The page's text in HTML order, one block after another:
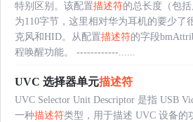
特别区别。该配置描述符的总长度（包
为110字节，这里相对华为耳机的要少了
克风和HID。从配置描述符的字段
程唤醒功能。 ------------......
UVC 选择器单元描述符
UVC Selector Unit Descriptor 是指 USB
一种描述符类型，用于描述 UVC 设备的